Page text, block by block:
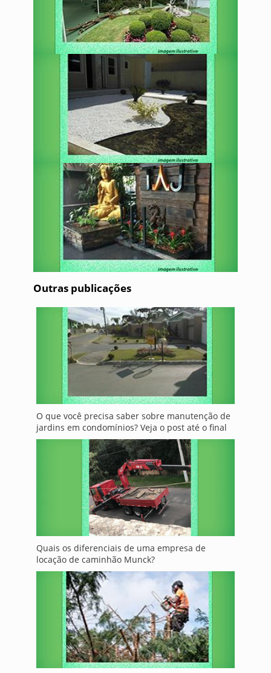
Outras publicações
O que você precisa saber sobre manutenção de
jardins em condomínios? Veja o post até o final
Quais os diferenciais de uma empresa de
locação de caminhão Munck?